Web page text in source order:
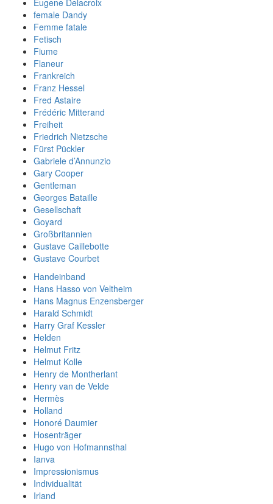
female Dandy
Femme fatale
Fetisch
Fiume
Flaneur
Frankreich
Franz Hessel
Fred Astaire
Frédéric Mitterand
Freiheit
Friedrich Nietzsche
Fürst Pückler
Gabriele d’Annunzio
Gary Cooper
Gentleman
Georges Bataille
Gesellschaft
Goyard
Großbritannien
Gustave Caillebotte
Gustave Courbet
Handeinband
Hans Hasso von Veltheim
Hans Magnus Enzensberger
Harald Schmidt
Harry Graf Kessler
Helden
Helmut Fritz
Helmut Kolle
Henry de Montherlant
Henry van de Velde
Hermès
Holland
Honoré Daumier
Hosenträger
Hugo von Hofmannsthal
Ianva
Impressionismus
Individualität
Irland